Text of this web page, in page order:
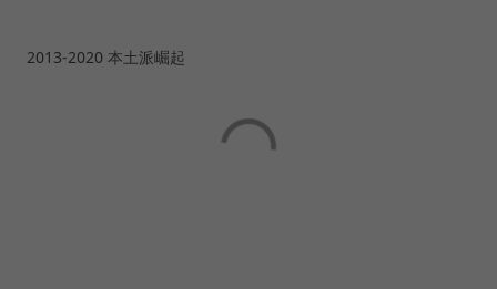
2013-2020 本土派崛起